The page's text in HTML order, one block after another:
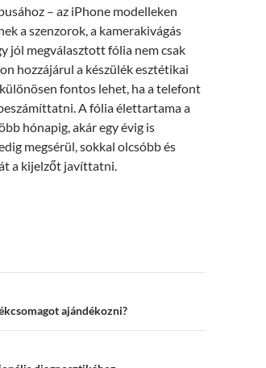
– az iPhone modelleken
a szenzorok, a kamerakivágás
jól megválasztott fólia nem csak
hozzájárul a készülék esztétikai
fontos lehet, ha a telefont
A fólia élettartama a
hónapig, akár egy évig is
megsérül, sokkal olcsóbb és
a kijelzőt javíttatni.
ajándékozni?